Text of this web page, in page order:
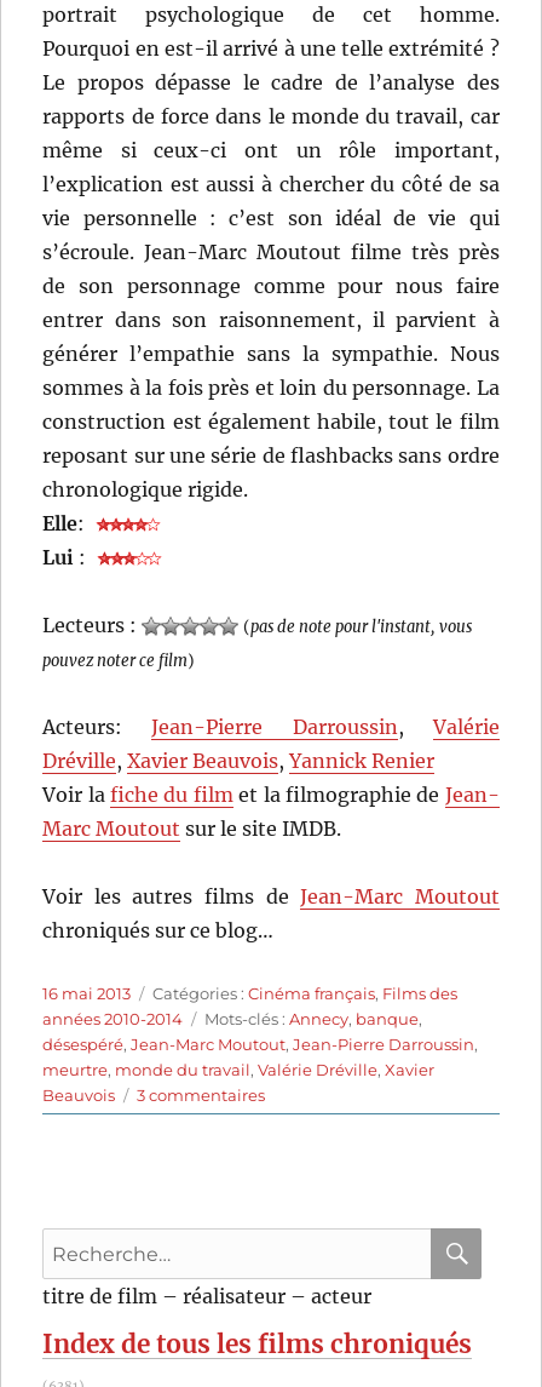
portrait psychologique de cet homme.
Pourquoi en est-il arrivé à une telle extrémité ?
Le propos dépasse le cadre de l’analyse des
rapports de force dans le monde du travail, car
même si ceux-ci ont un rôle important,
l’explication est aussi à chercher du côté de sa
vie personnelle : c’est son idéal de vie qui
s’écroule. Jean-Marc Moutout filme très près
de son personnage comme pour nous faire
entrer dans son raisonnement, il parvient à
générer l’empathie sans la sympathie. Nous
sommes à la fois près et loin du personnage. La
construction est également habile, tout le film
reposant sur une série de flashbacks sans ordre
chronologique rigide.
Elle:
Lui :
Lecteurs : (pas de note pour l'instant, vous
pouvez noter ce film)
Acteurs:Jean-Pierre Darroussin ,Valérie
Dréville,Xavier Beauvois,Yannick Renier
Voir lafiche du film et la filmographie de Jean-
Marc Moutout sur le site IMDB.
Voir les autres films deJean-Marc Moutout
chroniqués sur ce blog…
Publié
le
16 mai 2013 Catégories
Catégories :Cinéma français, Films des
années 2010-2014
Étiquettes
Mots-clés :Annecy, banque,
désespéré,Jean-Marc Moutout,Jean-Pierre Darroussin,
meurtre, monde du travail,Valérie Dréville,Xavier
Beauvois
3 commentairessur
De
Moutout
Recherche
pour
:
titre de film – réalisateur – acteur
Index de tous les films chroniqués